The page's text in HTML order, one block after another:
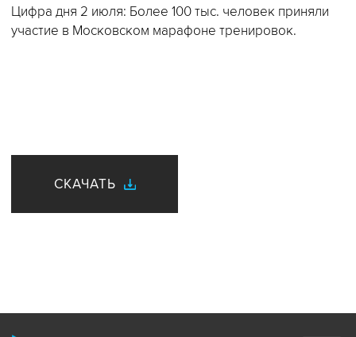
Цифра дня 2 июля: Более 100 тыс. человек приняли
участие в Московском марафоне тренировок.
СКАЧАТЬ